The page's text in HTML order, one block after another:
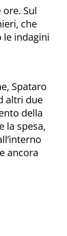
ore. Sul
che
indagini
Spataro
altri due
della
la spesa,
ancora